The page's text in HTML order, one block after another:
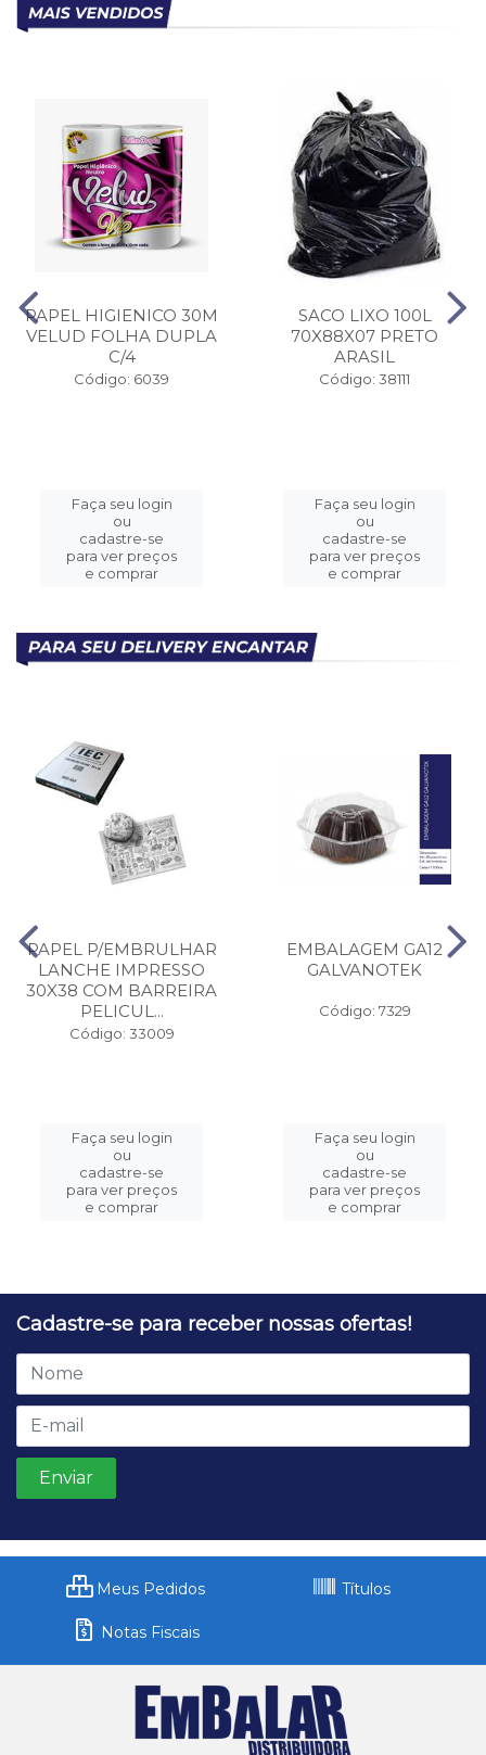
PAPEL HIGIENICO 30M
VELUD FOLHA DUPLA
C/4
Código: 6039
Faça seu login
ou
cadastre-se
para ver preços
e comprar
SACO LIXO 100L
70X88X07 PRETO
ARASIL
Código: 38111
Faça seu login
ou
cadastre-se
para ver preços
e comprar
PAPEL P/EMBRULHAR
LANCHE IMPRESSO
30X38 COM BARREIRA
PELICUL...
Código: 33009
Faça seu login
ou
cadastre-se
para ver preços
e comprar
EMBALAGEM GA12
GALVANOTEK
Código: 7329
Faça seu login
ou
cadastre-se
para ver preços
e comprar
Cadastre-se para receber nossas ofertas!
Meus Pedidos Títulos
Notas Fiscais